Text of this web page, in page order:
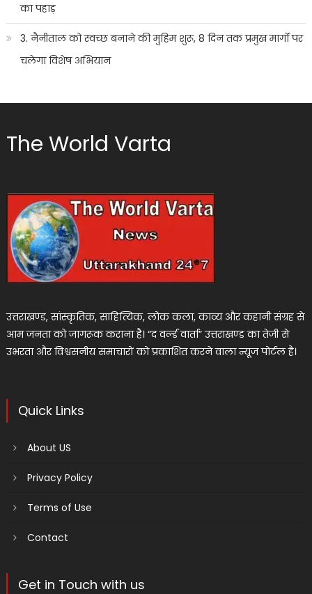
का पहाड़
3. नैनीताल को स्वच्छ बनाने की मुहिम शुरू, 8 दिन तक प्रमुख मार्गों पर
चलेगा विशेष अभियान
The World Varta
उत्तराखण्ड, सांस्कृतिक, साहित्यिक, लोक कला, काव्य और कहानी संग्रह से
आम जनता को जागरूक कराना है। “द वर्ल्ड वार्ता” उत्तराखण्ड का तेजी से
उभरता और विश्वसनीय समाचारों को प्रकाशित करने वाला न्यूज पोर्टल है।
Quick Links
About US
Privacy Policy
Terms of Use
Contact
Get in Touch with us